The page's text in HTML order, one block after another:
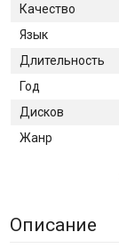
Качество
Язык
Длительность
Год
Дисков
Жанр
Описание